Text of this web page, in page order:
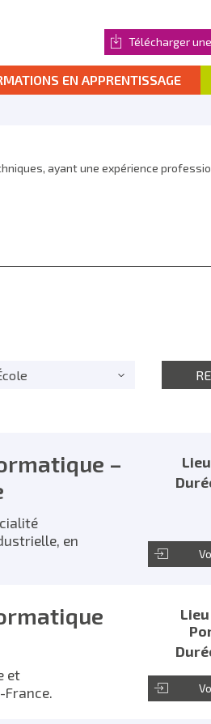
EN APPRENTISSAGE
Télécharger
ayant une expérience
–
en
et